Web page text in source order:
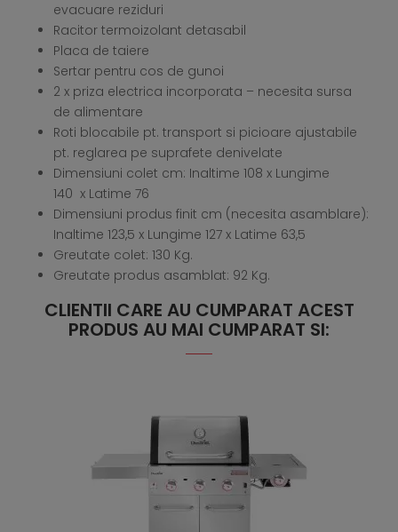
evacuare reziduri
Racitor termoizolant detasabil
Placa de taiere
Sertar pentru cos de gunoi
2 x priza electrica incorporata – necesita sursa
de alimentare
Roti blocabile pt. transport si picioare ajustabile
pt. reglarea pe suprafete denivelate
Dimensiuni colet cm: Inaltime 108 x Lungime
140 x Latime 76
Dimensiuni produs finit cm (necesita asamblare):
Inaltime 123,5 x Lungime 127 x Latime 63,5
Greutate colet: 130 Kg.
Greutate produs asamblat: 92 Kg.
CLIENTII CARE AU CUMPARAT ACEST
PRODUS AU MAI CUMPARAT SI: